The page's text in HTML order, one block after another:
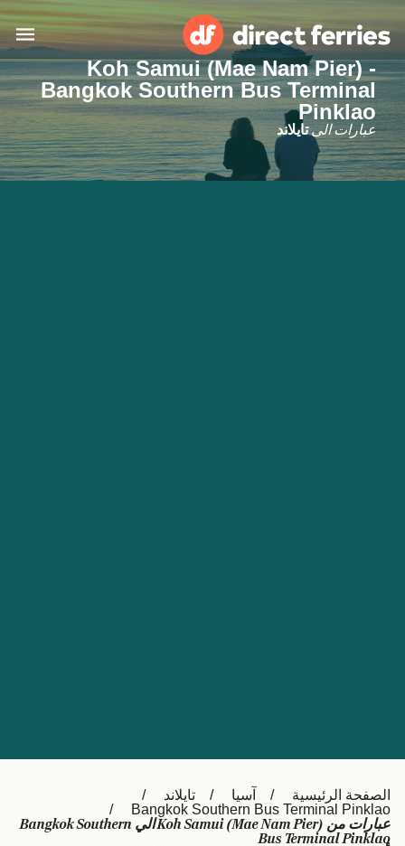
البلدان
تذاكر العبّارة
België (NL)
Ελλάδα
Belgique (FR)
Polska
Deutschland
Schweiz (DE)
Koh Samui (Mae Nam Pier) -
Bangkok Southern Bus Terminal
Pinklao
عبارات الىتايلاند
الصفحة الرئيسية آسيا
تايلاند
Bangkok Southern Bus Terminal Pinklao
عبارات من Koh Samui (Mae Nam Pier) الي Bangkok Southern
Bus Terminal Pinklao